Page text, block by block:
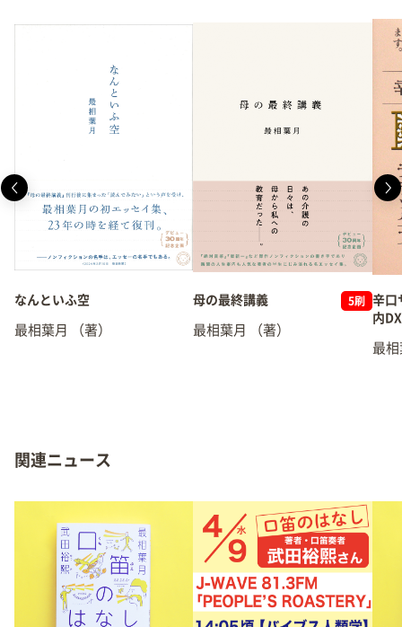
なんといふ空
最相葉月 （著）
母の最終講義 5刷
最相葉月 （著）
辛口
内
最
関連ニュース